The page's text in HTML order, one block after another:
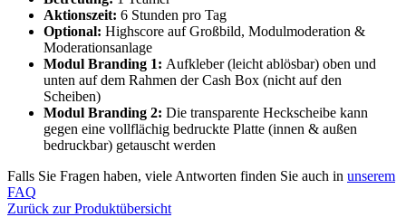
Aktionszeit: 6 Stunden pro Tag
Optional: Highscore auf Großbild, Modulmoderation &
Moderationsanlage
Modul Branding 1: Aufkleber (leicht ablösbar) oben und
unten auf dem Rahmen der Cash Box (nicht auf den
Scheiben)
Modul Branding 2: Die transparente Heckscheibe kann
gegen eine vollflächig bedruckte Platte (innen & außen
bedruckbar) getauscht werden
Falls Sie Fragen haben, viele Antworten finden Sie auch in unserem
FAQ
Zurück zur Produktübersicht